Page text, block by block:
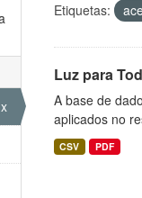
x
Etiquetas:
Luz para
A base de
aplicados no
CSV PDF